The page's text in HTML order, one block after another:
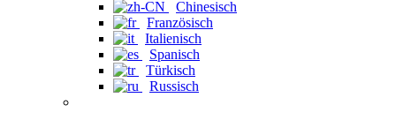
Chinesisch
Französisch
Italienisch
Spanisch
Türkisch
Russisch